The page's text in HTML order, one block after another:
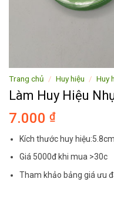
Trang chủ / Huy hiệu / Huy
Làm Huy Hiệu
7.000 ₫
Kích thước huy hiệu:5.8cm
Giá 5000đ khi mua >30c
Tham khảo bảng giá ưu